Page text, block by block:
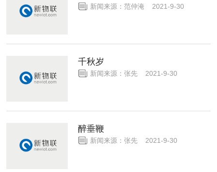
新闻来源：范仲淹 2021-9-30
千秋岁
新闻来源：张先 2021-9-30
醉垂鞭
新闻来源：张先 2021-9-30